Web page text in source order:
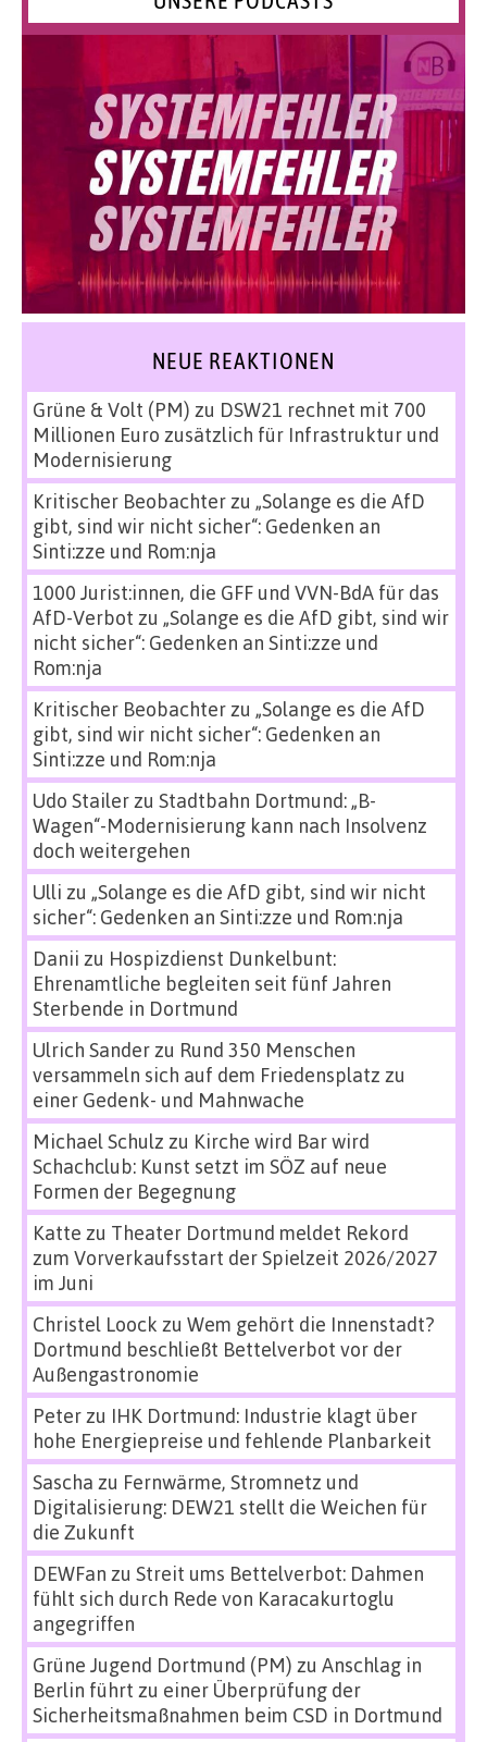
NEUE REAKTIONEN
Grüne & Volt (PM) zu DSW21 rechnet mit 700
Millionen Euro zusätzlich für Infrastruktur und
Modernisierung
Kritischer Beobachterzu „Solange es die AfD
gibt, sind wir nicht sicher“: Gedenken an
Sinti:zze und Rom:nja
1000 Jurist:innen, die GFF und VVN-BdA für das
AfD-Verbot zu „Solange es die AfD gibt, sind wir
nicht sicher“: Gedenken an Sinti:zze und
Rom:nja
Kritischer Beobachterzu „Solange es die AfD
gibt, sind wir nicht sicher“: Gedenken an
Sinti:zze und Rom:nja
Udo Stailerzu Stadtbahn Dortmund: „B-
Wagen“-Modernisierung kann nach Insolvenz
doch weitergehen
Ulli zu „Solange es die AfD gibt, sind wir nicht
sicher“: Gedenken an Sinti:zze und Rom:nja
Danii zu Hospizdienst Dunkelbunt:
Ehrenamtliche begleiten seit fünf Jahren
Sterbende in Dortmund
Ulrich Sanderzu Rund 350 Menschen
versammeln sich auf dem Friedensplatz zu
einer Gedenk- und Mahnwache
Michael Schulz zu Kirche wird Bar wird
Schachclub: Kunst setzt im SÖZ auf neue
Formen der Begegnung
Katte zu Theater Dortmund meldet Rekord
zum Vorverkaufsstart der Spielzeit 2026/2027
im Juni
Christel Loock zu Wem gehört die Innenstadt?
Dortmund beschließt Bettelverbot vor der
Außengastronomie
Peterzu IHK Dortmund: Industrie klagt über
hohe Energiepreise und fehlende Planbarkeit
Sascha zu Fernwärme, Stromnetz und
Digitalisierung: DEW21 stellt die Weichen für
die Zukunft
DEWFan zu Streit ums Bettelverbot: Dahmen
fühlt sich durch Rede von Karacakurtoglu
angegriffen
Grüne Jugend Dortmund (PM) zu Anschlag in
Berlin führt zu einer Überprüfung der
Sicherheitsmaßnahmen beim CSD in Dortmund